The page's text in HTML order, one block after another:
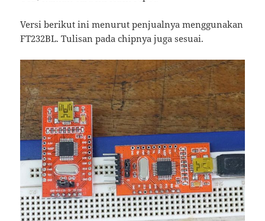
Versi berikut ini menurut penjualnya menggunakan
FT232BL. Tulisan pada chipnya juga sesuai.